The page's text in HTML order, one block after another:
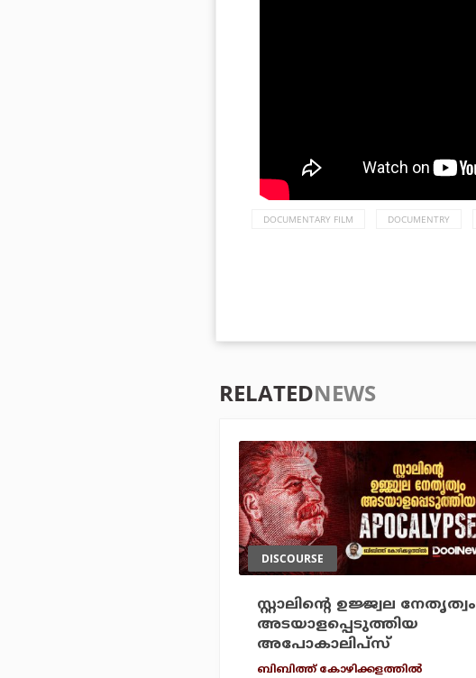
DOCUMENTARY FILM DOCUMENTRY
RELATEDNEWS
DISCOURSE
സ്റ്റാലിന്റെ ഉജ്ജ്വല നേതൃത്വം
അടയാളപ്പെടുത്തിയ
അപോകാലിപ്‌സ്
ബിബിത്ത് കോഴിക്കളത്തില്‍